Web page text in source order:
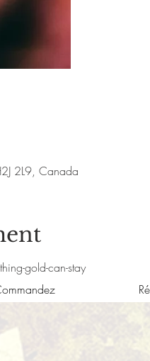
2L9, Canada
gold-can-stay